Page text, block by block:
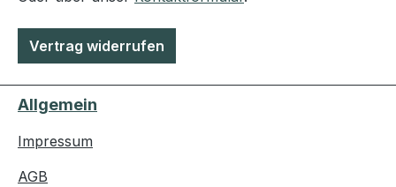
Vertrag widerrufen
Allgemein
Impressum
AGB